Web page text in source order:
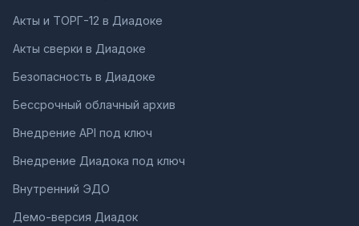
Акты и ТОРГ-12 в Диадоке
Акты сверки в Диадоке
Безопасность в Диадоке
Бессрочный облачный архив
Внедрение API под ключ
Внедрение Диадока под ключ
Внутренний ЭДО
Демо-версия Диадок